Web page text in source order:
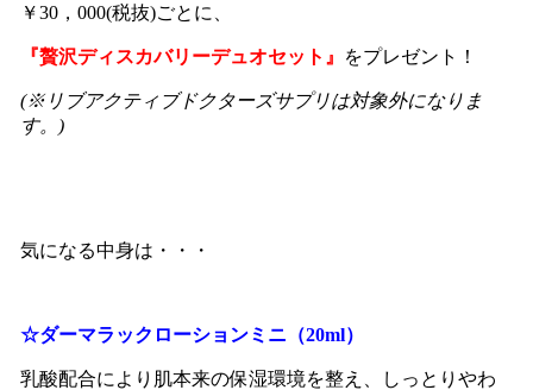
￥30，000(税抜)ごとに、
『贅沢ディスカバリーデュオセット』 をプレゼント！
(※リブアクティブドクターズサプリは対象外になりま
す。)
気になる中身は・・・
☆ダーマラックローションミニ（20ml）
乳酸配合により肌本来の保湿環境を整え、しっとりやわ